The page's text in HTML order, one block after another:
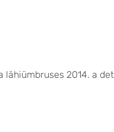
2014. a